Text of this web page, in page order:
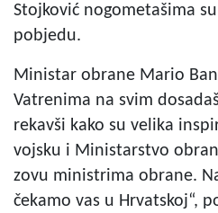
Stojković nogometašima
pobjedu.
Ministar obrane Mario
Vatrenima na svim
rekavši kako su velika
vojsku i Ministarstvo
zovu ministrima obrane.
čekamo vas u Hrvatskoj“,